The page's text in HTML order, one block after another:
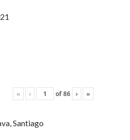
« ‹ of86 › »
Santiago